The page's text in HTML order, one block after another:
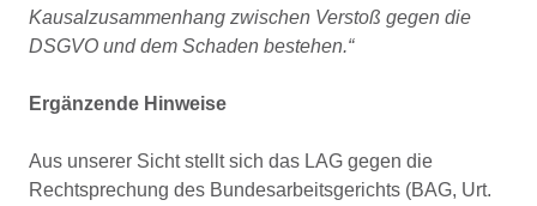
Kausalzusammenhang zwischen Verstoß gegen die
DSGVO und dem Schaden bestehen.“
Ergänzende Hinweise
Aus unserer Sicht stellt sich das LAG gegen die
Rechtsprechung des Bundesarbeitsgerichts (BAG, Urt.